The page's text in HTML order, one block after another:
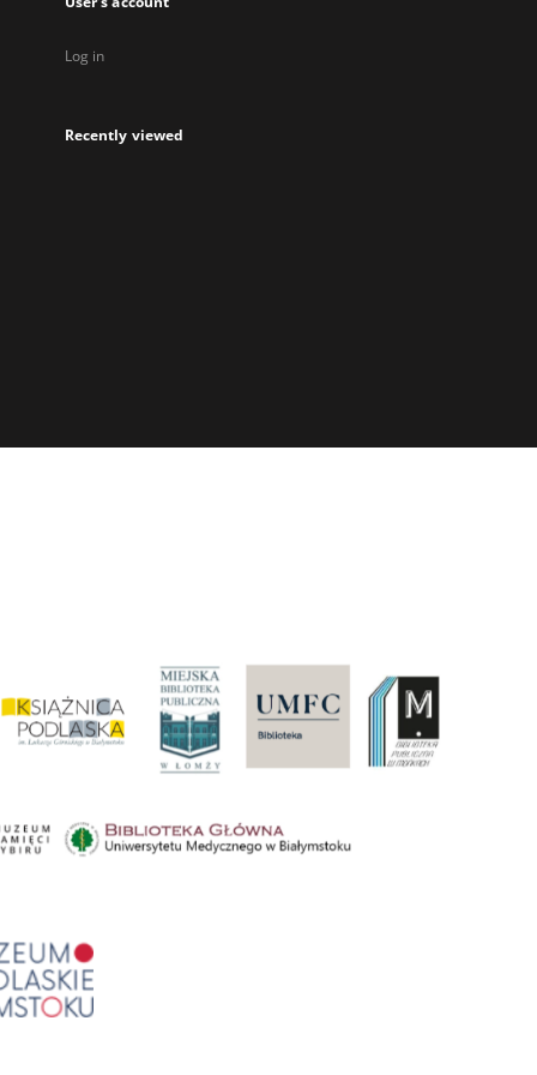
Log in
Recently viewed